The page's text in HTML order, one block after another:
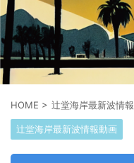
HOME > 辻堂海岸最新波情
辻堂海岸最新波情報動画